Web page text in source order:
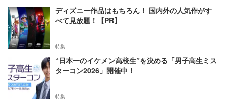
ディズニー作品はもちろん！ 国内外の人気作がす
べて見放題！【PR】
特集
“日本一のイケメン高校生”を決める「男子高生ミス
ターコン2026」開催中！
特集